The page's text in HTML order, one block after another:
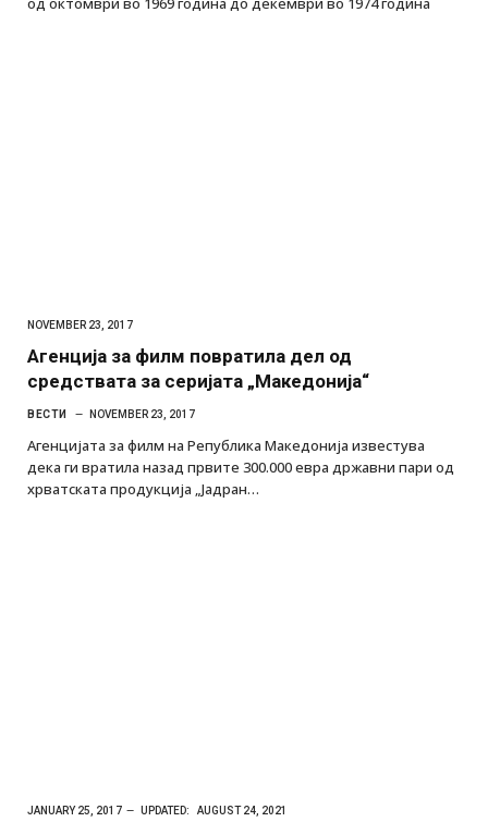
NOVEMBER 23, 2017
Агенција за филм повратила дел од
средствата за серијата „Македонија“
ВЕСТИ NOVEMBER 23, 2017
Агенцијата за филм на Република Македонија известува
дека ги вратила назад првите 300.000 евра државни пари од
хрватската продукција „Јадран…
JANUARY 25, 2017 UPDATED: AUGUST 24, 2021